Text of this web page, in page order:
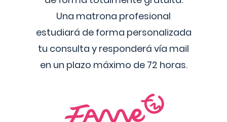
Una matrona profesional
estudiará de forma personalizada
tu consulta y responderá vía mail
en un plazo máximo de 72 horas.